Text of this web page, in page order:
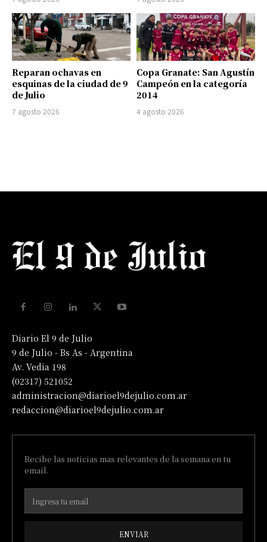
Reparan ochavas en
esquinas de la ciudad de 9
de Julio
7 agosto 2026
Copa Granate: San Agustín
Campeón en la categoría
2014
4 agosto 2026
Diario El 9 de Julio
9 de Julio - Bs As - Argentina
Av. Vedia 198
(02317) 521052
administracion@diarioel9dejulio.com.ar
redaccion@diarioel9dejulio.com.ar
Recibe las noticias mas relevantes de la semana en tu
email.
ENVIAR